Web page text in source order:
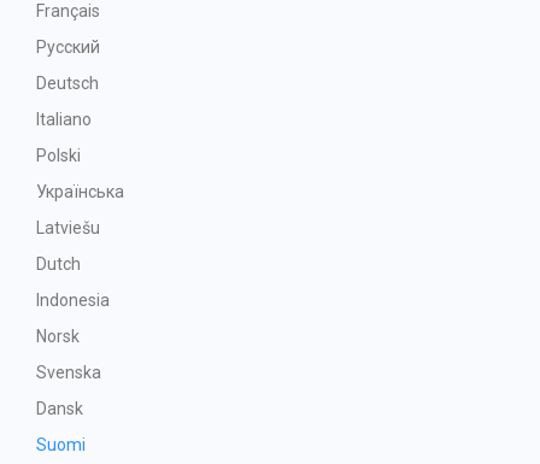
Français
Русский
Deutsch
Italiano
Polski
Українська
Latviešu
Dutch
Indonesia
Norsk
Svenska
Dansk
Suomi